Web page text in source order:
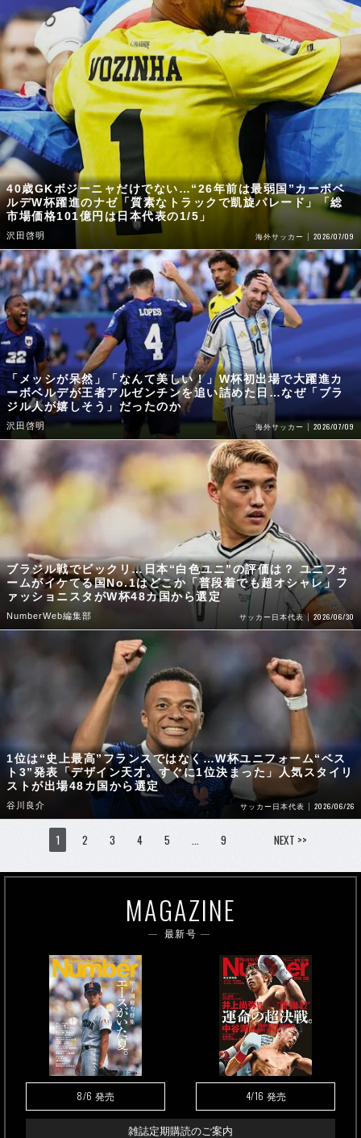
40歳GKボジーニャだけでない…“26年前は最弱国”カーボベ
ルデW杯躍進のナゼ「質素なトラックで凱旋パレード」「総
市場価格101億円は日本代表の1/5」
沢田啓明 海外サッカー 2026/07/09
「メッシが呆然」「なんて美しい！」W杯初出場で大躍進カ
ーボベルデが王者アルゼンチンを追い詰めた日…なぜ「ブラ
ジル人が嬉しそう」だったのか
沢田啓明 海外サッカー 2026/07/09
ブラジル戦でビックリ…日本“白色ユニ”の評価は？ ユニフォ
ームがイケてる国No.1はどこか「普段着でも超オシャレ」フ
ァッショニスタがW杯48カ国から選定
NumberWeb編集部 サッカー日本代表 2026/06/30
1位は“史上最高”フランスではなく…W杯ユニフォーム“ベス
ト3”発表「デザイン天才。すぐに1位決まった」人気スタイリ
ストが出場48カ国から選定
谷川良介 サッカー日本代表 2026/06/26
1 2 3 4 5 … 9 NEXT >>
MAGAZINE
最新号
8/6 発売 4/16 発売
雑誌定期購読のご案内